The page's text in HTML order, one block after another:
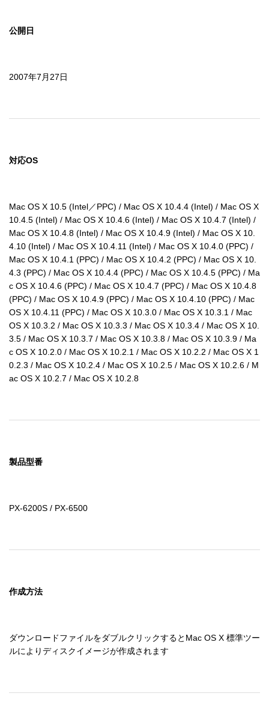
公開日
2007年7月27日
対応OS
Mac OS X 10.5 (Intel／PPC) / Mac OS X 10.4.4 (Intel) / Mac OS X
10.4.5 (Intel) / Mac OS X 10.4.6 (Intel) / Mac OS X 10.4.7 (Intel) /
Mac OS X 10.4.8 (Intel) / Mac OS X 10.4.9 (Intel) / Mac OS X 10.
4.10 (Intel) / Mac OS X 10.4.11 (Intel) / Mac OS X 10.4.0 (PPC) /
Mac OS X 10.4.1 (PPC) / Mac OS X 10.4.2 (PPC) / Mac OS X 10.
4.3 (PPC) / Mac OS X 10.4.4 (PPC) / Mac OS X 10.4.5 (PPC) / Ma
c OS X 10.4.6 (PPC) / Mac OS X 10.4.7 (PPC) / Mac OS X 10.4.8
(PPC) / Mac OS X 10.4.9 (PPC) / Mac OS X 10.4.10 (PPC) / Mac
OS X 10.4.11 (PPC) / Mac OS X 10.3.0 / Mac OS X 10.3.1 / Mac
OS X 10.3.2 / Mac OS X 10.3.3 / Mac OS X 10.3.4 / Mac OS X 10.
3.5 / Mac OS X 10.3.7 / Mac OS X 10.3.8 / Mac OS X 10.3.9 / Ma
c OS X 10.2.0 / Mac OS X 10.2.1 / Mac OS X 10.2.2 / Mac OS X 1
0.2.3 / Mac OS X 10.2.4 / Mac OS X 10.2.5 / Mac OS X 10.2.6 / M
ac OS X 10.2.7 / Mac OS X 10.2.8
製品型番
PX-6200S / PX-6500
作成方法
ダウンロードファイルをダブルクリックするとMac OS X 標準ツー
ルによりディスクイメージが作成されます